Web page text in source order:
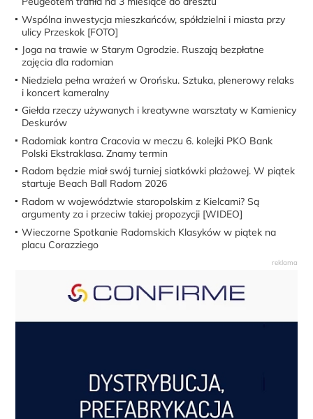
Wspólna inwestycja mieszkańców, spółdzielni i miasta przy
ulicy Przeskok [FOTO]
Joga na trawie w Starym Ogrodzie. Ruszają bezpłatne
zajęcia dla radomian
Niedziela pełna wrażeń w Orońsku. Sztuka, plenerowy relaks
i koncert kameralny
Giełda rzeczy używanych i kreatywne warsztaty w Kamienicy
Deskurów
Radomiak kontra Cracovia w meczu 6. kolejki PKO Bank
Polski Ekstraklasa. Znamy termin
Radom będzie miał swój turniej siatkówki plażowej. W piątek
startuje Beach Ball Radom 2026
Radom w województwie staropolskim z Kielcami? Są
argumenty za i przeciw takiej propozycji [WIDEO]
Wieczorne Spotkanie Radomskich Klasyków w piątek na
placu Corazziego